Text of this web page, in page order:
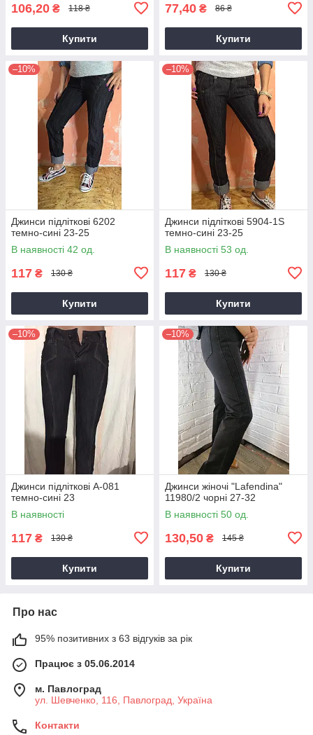
106,20 ₴ 118 ₴
Купити
77,40 ₴ 86 ₴
Купити
–10%
Джинси підліткові 6202
темно-сині 23-25
В наявності 42 од.
117 ₴ 130 ₴
Купити
–10%
Джинси підліткові 5904-1S
темно-сині 23-25
В наявності 53 од.
117 ₴ 130 ₴
Купити
–10%
Джинси підліткові A-081
темно-сині 23
В наявності
117 ₴ 130 ₴
Купити
–10%
Джинси жіночі "Lafendina"
11980/2 чорні 27-32
В наявності 50 од.
130,50 ₴ 145 ₴
Купити
Про нас
95% позитивних з 63 відгуків за рік
Працює з 05.06.2014
м. Павлоград
ул. Шевченко, 116, Павлоград, Україна
Контакти